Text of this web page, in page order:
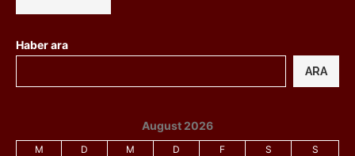
Haber ara
ARA
August 2026
M D M D F S S